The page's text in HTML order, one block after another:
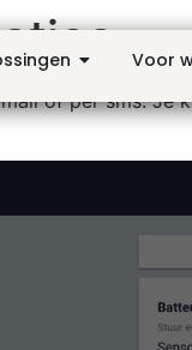
Voor
of per sms. Je